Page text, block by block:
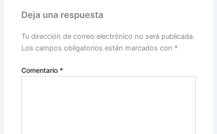
Deja una respuesta
Tu dirección de correo electrónico no será publicada.
Los campos obligatorios están marcados con *
Comentario *